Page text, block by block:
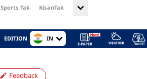
Sports Tak KisanTak
EDITION IN
Feedback